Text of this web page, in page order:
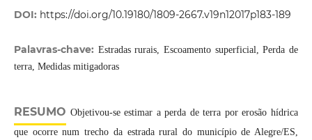
DOI: https://doi.org/10.19180/1809-2667.v19n12017p183-189
Palavras-chave: Estradas rurais, Escoamento superficial, Perda de
terra, Medidas mitigadoras
RESUMO Objetivou-se estimar a perda de terra por erosão hídrica
que ocorre num trecho da estrada rural do município de Alegre/ES,